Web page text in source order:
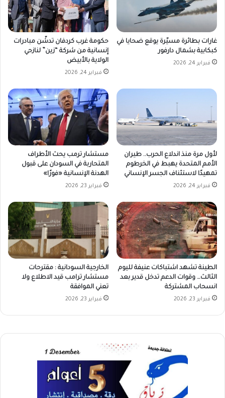
غارات بطائرة مسيّرة يوقع ضحايا في
كبكابية بشمال دارفور
فبراير 24, 2026
حكومة غرب كردفان تدشّن مبادرات
إنسانية من شركة “زين” لنازحي
الولاية بالأبيض
فبراير 24, 2026
لأول مرة منذ اندلاع الحرب.. طيران
الأمم المتحدة يهبط في الخرطوم
تمهيدًا لاستئناف الجسر الإنساني
فبراير 24, 2026
مستشار ترمب يحث الأطراف
المتحاربة في السودان على قبول
الهدنة الإنسانية «فورًا»
فبراير 23, 2026
الطينة تشهد اشتباكات عنيفة لليوم
الثالث… وقوات الدعم تدخل قدير بعد
انسحاب المشتركة
فبراير 23, 2026
الخارجية السودانية : مقترحات
مستشار ترامب قيد الاطلاع ولا
تعني الموافقة
فبراير 23, 2026